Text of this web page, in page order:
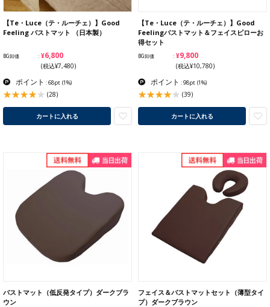
【Te・Luce（テ・ルーチェ）】Good
Feeling バストマット （日本製）
BG卸価 ¥6,800
(税込¥7,480)
ポイント : 68pt (1%)
(28)
カートに入れる
【Te・Luce（テ・ルーチェ）】Good
Feelingバストマット＆フェイスピローお
得セット
BG卸価 ¥9,800
(税込¥10,780)
ポイント : 98pt (1%)
(39)
カートに入れる
バストマット（低反発タイプ）ダークブラ
ウン
フェイス＆バストマットセット（薄型タイ
プ）ダークブラウン